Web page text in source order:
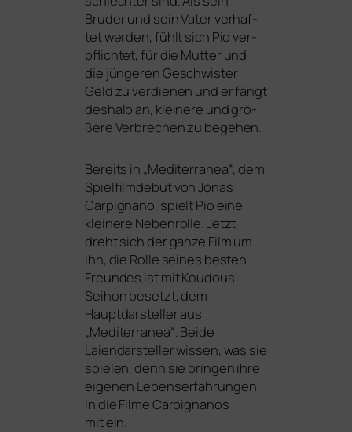
Bruder und sein Vater ver­haf­
tet wer­den, fühlt sich Pio ver­
pflich­tet, für die Mutter und
die jün­ge­ren Geschwister
Geld zu ver­die­nen und er fängt
des­halb an, klei­ne­re und grö­
ße­re Verbrechen zu begehen.
Bereits in „Mediterranea“, dem
Spielfilmdebüt von Jonas
Carpignano, spielt Pio eine
klei­ne­re Nebenrolle. Jetzt
dreht sich der gan­ze Film um
ihn, die Rolle sei­nes bes­ten
Freundes ist mit Koudous
Seihon besetzt, dem
Hauptdarsteller aus
„Mediterranea“. Beide
Laiendarsteller wis­sen, was sie
spie­len, denn sie brin­gen ihre
eige­nen Lebenserfahrungen
in die Filme Carpignanos
mit ein.